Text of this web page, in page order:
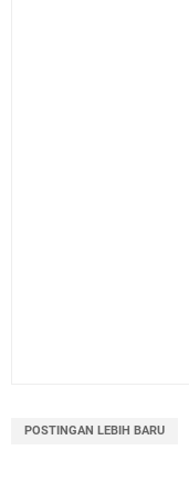
POSTINGAN LEBIH BARU